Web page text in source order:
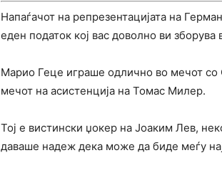
Напаѓачот на репрезентацијата на
еден податок кој вас доволно ви зборува
Марио Геце играше одлично во мечот со
мечот на асистенција на Томас Милер.
Тој е вистински џокер на Јоаким Лев,
даваше надеж дека може да биде меѓу